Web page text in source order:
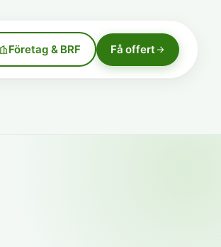
Företag & BRF Få offert